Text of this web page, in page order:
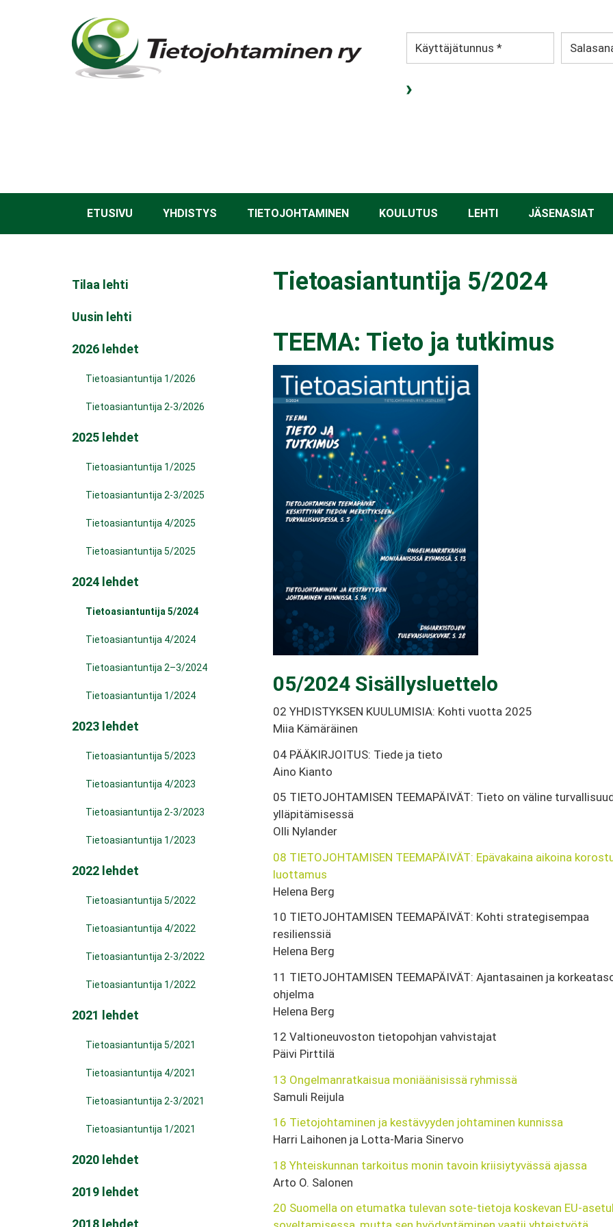
ETUSIVU YHDISTYS TIETOJOHTAMINEN KOULUTUS LEHTI JÄSENASIAT
Tietoasiantuntija 5/2024
TEEMA: Tieto ja tutkimus
05/2024 Sisällysluettelo
02 YHDISTYKSEN KUULUMISIA: Kohti vuotta 2025
Miia Kämäräinen
04 PÄÄKIRJOITUS: Tiede ja tieto
Aino Kianto
05 TIETOJOHTAMISEN TEEMAPÄIVÄT: Tieto on väline
ylläpitämisessä
Olli Nylander
08 TIETOJOHTAMISEN TEEMAPÄIVÄT: Epävakaina aikoina
luottamus
Helena Berg
10 TIETOJOHTAMISEN TEEMAPÄIVÄT: Kohti strategisempaa
resilienssiä
Helena Berg
11 TIETOJOHTAMISEN TEEMAPÄIVÄT: Ajantasainen ja
ohjelma
Helena Berg
12 Valtioneuvoston tietopohjan vahvistajat
Päivi Pirttilä
13 Ongelmanratkaisua moniäänisissä ryhmissä
Samuli Reijula
16 Tietojohtaminen ja kestävyyden johtaminen kunnissa
Harri Laihonen ja Lotta-Maria Sinervo
18 Yhteiskunnan tarkoitus monin tavoin kriisiytyvässä ajassa
Arto O. Salonen
20 Suomella on etumatka tulevan sote-tietoja koskevan EU-
Tilaa lehti
Uusin lehti
2026 lehdet
Tietoasiantuntija 1/2026
Tietoasiantuntija 2-3/2026
2025 lehdet
Tietoasiantuntija 1/2025
Tietoasiantuntija 2-3/2025
Tietoasiantuntija 4/2025
Tietoasiantuntija 5/2025
2024 lehdet
Tietoasiantuntija 5/2024
Tietoasiantuntija 4/2024
Tietoasiantuntija 2–3/2024
Tietoasiantuntija 1/2024
2023 lehdet
Tietoasiantuntija 5/2023
Tietoasiantuntija 4/2023
Tietoasiantuntija 2-3/2023
Tietoasiantuntija 1/2023
2022 lehdet
Tietoasiantuntija 5/2022
Tietoasiantuntija 4/2022
Tietoasiantuntija 2-3/2022
Tietoasiantuntija 1/2022
2021 lehdet
Tietoasiantuntija 5/2021
Tietoasiantuntija 4/2021
Tietoasiantuntija 2-3/2021
Tietoasiantuntija 1/2021
2020 lehdet
2019 lehdet
2018 lehdet